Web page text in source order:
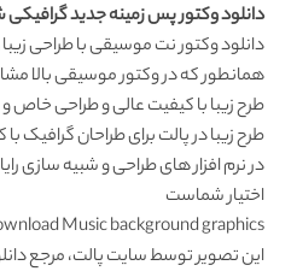
دانلود وکتور پس زمینه جدید
دانلود وکتورنت موسیقی با طراحی
همانطور که دروکتور موسیقیبالا
طرح زیبا با کیفیت عالی و طراحی
طرح زیبا در پالت برای طراحان گرافیک
در نرم افزار های طراحی و شبیه سازی
اختیار شماست
Music background graphics
این تصویر توسطسایت پالت، مرجع